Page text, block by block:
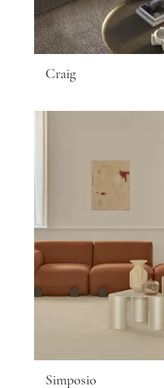
Craig
Simposio